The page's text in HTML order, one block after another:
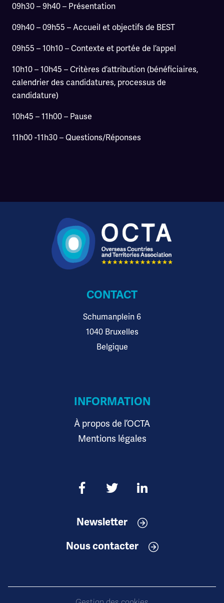
09h30 – 9h40 – Présentation
09h40 – 09h55 – Accueil et objectifs de BEST
09h55 – 10h10 – Contexte et portée de l’appel
10h10 – 10h45 – Critères d’attribution (bénéficiaires,
calendrier des candidatures, processus de
candidature)
10h45 – 11h00 – Pause
11h00 -11h30 – Questions/Réponses
CONTACT
Schumanplein 6
1040 Bruxelles
Belgique
INFORMATION
À propos de l’OCTA
Mentions légales
Newsletter
Nous contacter